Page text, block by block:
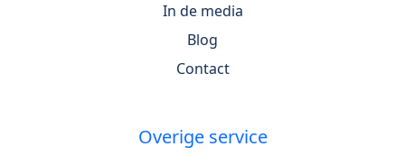
In de media
Blog
Contact
Overige service